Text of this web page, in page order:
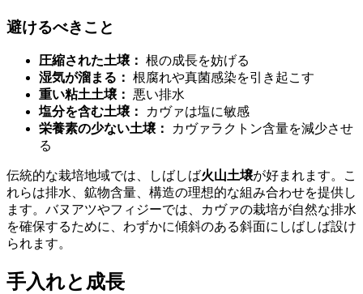
避けるべきこと
圧縮された土壌： 根の成長を妨げる
湿気が溜まる： 根腐れや真菌感染を引き起こす
重い粘土土壌：
悪い排水
塩分を含む土壌：
カヴァは塩に敏感
栄養素の少ない土壌：
カヴァラクトン含量を減少させ
る
伝統的な栽培地域では、しばしば火山土壌が好まれます。こ
れらは排水、鉱物含量、構造の理想的な組み合わせを提供し
ます。バヌアツやフィジーでは、カヴァの栽培が自然な排水
を確保するために、わずかに傾斜のある斜面にしばしば設け
られます。
手入れと成長